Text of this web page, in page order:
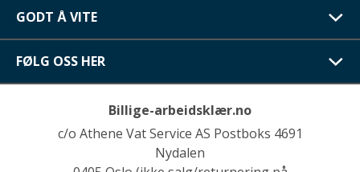
GODT Å VITE
FØLG OSS HER
Billige-arbeidsklær.no
c/o Athene Vat Service AS Postboks 4691
Nydalen